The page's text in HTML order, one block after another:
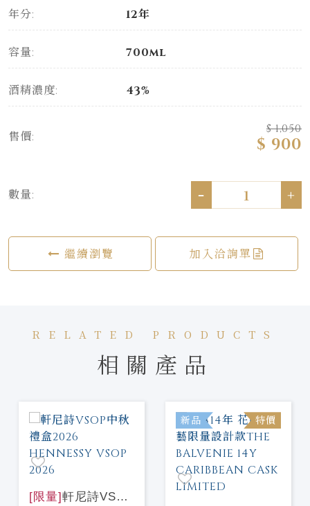
年分: 12年
容量: 700ml
酒精濃度: 43%
售價:
$ 1,050
$ 900
數量: - +
繼續瀏覽 加入洽詢單
RELATED PRODUCTS
相關產品
[限量] 軒尼詩VSOP
新品 特價